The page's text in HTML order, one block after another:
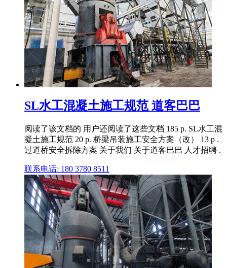
SL水工混凝土施工规范 道客巴巴
阅读了该文档的 用户还阅读了这些文档 185 p. SL水工混
凝土施工规范 20 p. 桥梁吊装施工安全方案（改） 13 p .
过道桥安全拆除方案 关于我们 关于道客巴巴 人才招聘 .
联系电话: 180 3780 8511